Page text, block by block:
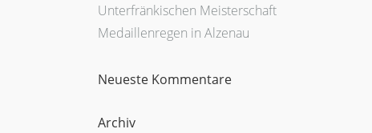
Unterfränkischen Meisterschaft
Medaillenregen in Alzenau
Neueste Kommentare
Archiv